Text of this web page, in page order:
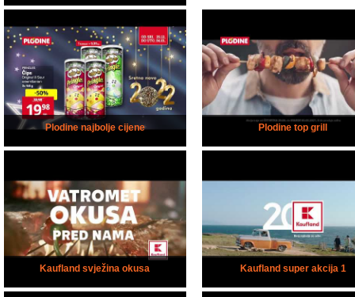
Plodine najbolje cijene Plodine top grill
Kaufland svježina okusa Kaufland super akcija 1